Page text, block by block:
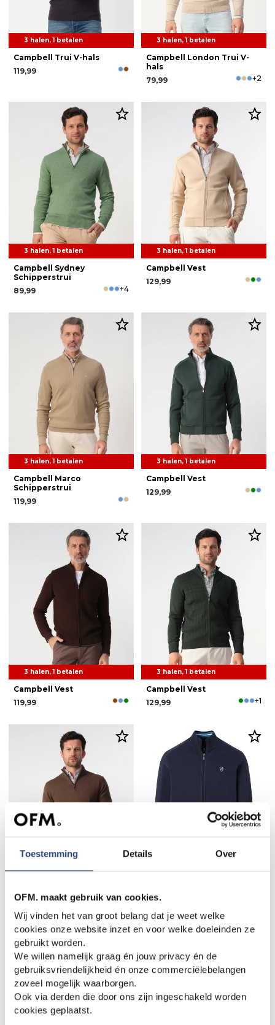
Toestemming Details Over
OFM. maakt gebruik van cookies.
Wij vinden het van groot belang dat je weet welke
cookies onze website inzet en voor welke doeleinden ze
gebruikt worden.
We willen namelijk graag én jouw privacy én de
gebruiksvriendelijkheid én onze commerciëlebelangen
zoveel mogelijk waarborgen.
Ook via derden die door ons zijn ingeschakeld worden
cookies geplaatst.
3 halen, 1 betalen
Campbell Trui V-hals
119,99
3 halen, 1 betalen
Campbell London Trui V-
hals
79,99
+2
3 halen, 1 betalen
Campbell Sydney
Schipperstrui
89,99
+4
3 halen, 1 betalen
Campbell Vest
129,99
3 halen, 1 betalen
Campbell Marco
Schipperstrui
119,99
3 halen, 1 betalen
Campbell Vest
129,99
3 halen, 1 betalen
Campbell Vest
119,99
3 halen, 1 betalen
Campbell Vest
129,99
+1
3 halen, 1 betalen
89,99
+7
70% korting
41,95